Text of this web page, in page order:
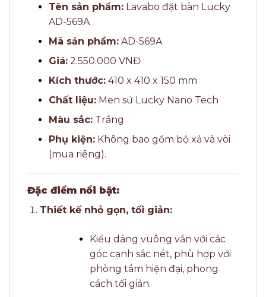
Tên sản phẩm:Lavabo đặt bàn Lucky
AD-569A
Mã sản phẩm:AD-569A
Giá:2.550.000 VNĐ
Kích thước:410 x 410 x 150 mm
Chất liệu:Men sứ Lucky Nano Tech
Màu sắc:Trắng
Phụ kiện:Không bao gồm bộ xả và vòi
(mua riêng).
Đặc điểm nổi bật:
Thiết kế nhỏ gọn, tối giản:
Kiểu dáng vuông vắn với các
góc cạnh sắc nét, phù hợp với
phòng tắm hiện đại, phong
cách tối giản.